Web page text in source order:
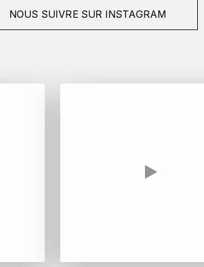
NOUS SUIVRE SUR INSTAGRAM